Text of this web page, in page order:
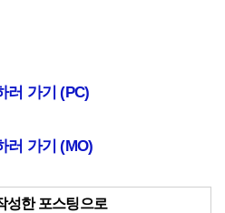
러 가기 (PC)
러 가기 (MO)
성한 포스팅으로